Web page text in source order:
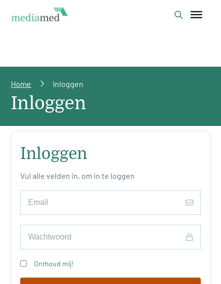
Home Inloggen
Inloggen
Inloggen
Vul alle velden in, om in te loggen
Onthoud mij!